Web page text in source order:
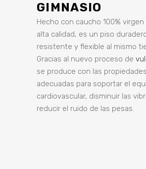
GIMNASIO
Hecho con caucho 100% virgen
alta calidad, es un piso
resistente y flexible al mismo
Gracias al nuevo proceso de
se produce con las propiedades
adecuadas para soportar el
cardiovascular, disminuir las
reducir el ruido de las pesas.